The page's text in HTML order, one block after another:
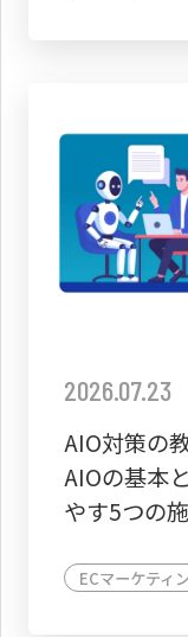
2026.07.23
AIO対策の
AIOの基本
やす5つの
ECマーケティ